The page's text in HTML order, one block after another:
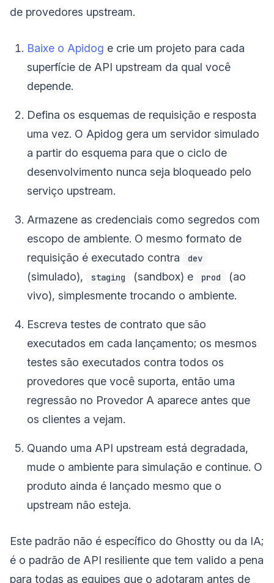
de provedores upstream.
Baixe o Apidog e crie um projeto para cada
superfície de API upstream da qual você
depende.
Defina os esquemas de requisição e resposta
uma vez. O Apidog gera um servidor simulado
a partir do esquema para que o ciclo de
desenvolvimento nunca seja bloqueado pelo
serviço upstream.
Armazene as credenciais como segredos com
escopo de ambiente. O mesmo formato de
requisição é executado contra
dev
(simulado), staging (sandbox) e prod
(ao
vivo), simplesmente trocando o ambiente.
Escreva testes de contrato que são
executados em cada lançamento; os mesmos
testes são executados contra todos os
provedores que você suporta, então uma
regressão no Provedor A aparece antes que
os clientes a vejam.
Quando uma API upstream está degradada,
mude o ambiente para simulação e continue. O
produto ainda é lançado mesmo que o
upstream não esteja.
Este padrão não é específico do Ghostty ou da IA;
é o padrão de API resiliente que tem valido a pena
para todas as equipes que o adotaram antes de